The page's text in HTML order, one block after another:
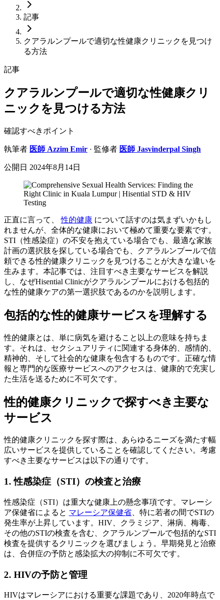
記事
クアラルンプールで適切な性健康クリニックを見つけ
る方法
記事
クアラルンプールで適切な性健康クリ
ニックを見つける方法
確認すべきポイント
執筆者 医師 Azzim Emir · 監修者 医師 Jasvinderpal Singh
公開日 2024年8月14日
正直に言って、性的健康 について話すのは気まずいかもし
れませんが、全体的な健康において極めて重要な要素です。
STI（性感染症）の不安を抱えている場合でも、最適な家族
計画の選択肢を探している場合でも、クアラルンプールで信
頼できる性的健康クリニックを見つけることが大きな違いを
生みます。本記事では、注目すべき主要なサービスを解説
し、なぜHisential Clinicがクアラルンプールにおける包括的
な性的健康ケアの第一選択肢であるのかを説明します。
包括的な性的健康サービスを理解する
性的健康とは、単に病気を避けること以上の意味を持ちま
す。それは、セクシュアリティに関連する身体的、感情的、
精神的、そして社会的な健康を包含するものです。正確な情
報と専門的な医療サービスへのアクセスは、健康的で充実し
た生活を送るために不可欠です。
性的健康クリニックで探すべき主要な
サービス
性的健康クリニックを探す際は、あらゆるニーズを満たす幅
広いサービスを提供していることを確認してください。考慮
すべき主要なサービスは以下の通りです。
1. 性感染症（STI）の検査と治療
性感染症（STI）は重大な健康上の懸念事項です。マレーシ
ア保健省によると マレーシア保健省 、特に若者の間でSTIの
発生率が上昇しています。HIV、クラミジア、淋病、梅毒、
その他のSTIの検査を含む、クアラルンプールで包括的なSTI
検査を提供するクリニックを選びましょう。早期発見と治療
は、合併症の予防と感染拡大の抑制に不可欠です。
2. HIVの予防と管理
HIVはマレーシアにおける重要な課題であり、2020年時点で